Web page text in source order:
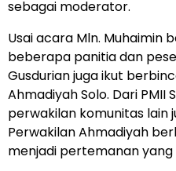
sebagai moderator.
Usai acara Mln. Muhaimin
beberapa panitia dan
Gusdurian juga ikut
Ahmadiyah Solo. Dari PMII
perwakilan komunitas lain
Perwakilan Ahmadiyah
menjadi pertemanan